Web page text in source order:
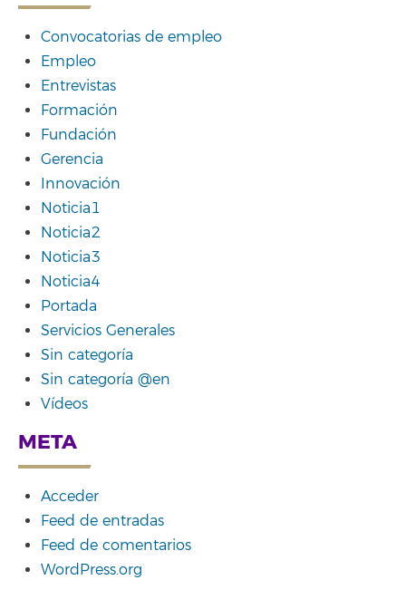
Convocatorias de empleo
Empleo
Entrevistas
Formación
Fundación
Gerencia
Innovación
Noticia1
Noticia2
Noticia3
Noticia4
Portada
Servicios Generales
Sin categoría
Sin categoría @en
Vídeos
META
Acceder
Feed de entradas
Feed de comentarios
WordPress.org